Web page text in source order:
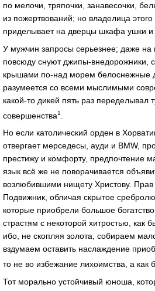
по мелочи, тряпочки, занавесочки,
из пожертвований; но владелица этого
приделывает на дверцы шкафа ушки
У мужчин запросы серьезнее; даже
повсюду снуют джипы‑внедорожники,
крышами по‑над морем белоснежные
разумеется со всеми мыслимыми
какой‑то дикей пять раз переделывал
совершенства1
Но если католический орден в
отвергает мерседесы, ауди и BMW,
престижу и комфорту, предпочтение
язык всё же не поворачивается
возлюбившими нищету Христову.
Подвижник, обличая скрытое
которые приобрели большое
страстям с некоторой хитростью, как
ибо, не скопляя золота, собираем
вздумаем оставить наслаждение
то не во избежание лихоимства, а как
Тот морально устойчивый юноша,